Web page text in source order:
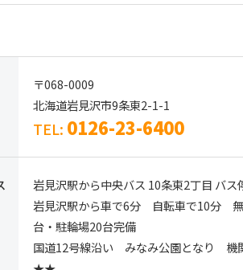
〒068-0009
北海道岩見沢市9条東2-1-1
TEL: 0126-23-6400
岩見沢駅から中央バス 10条東2丁目 バス
岩見沢駅から車で6分 自転車で10分
台・駐輪場20台完備
国道12号線沿い みなみ公園となり 機